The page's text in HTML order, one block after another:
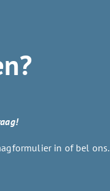
in of bel ons.